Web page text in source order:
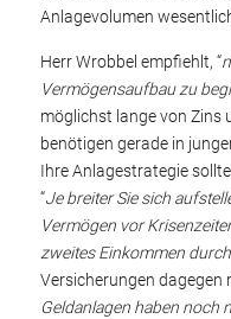
Anlagevolumen
Herr Wrobbel empfiehlt, “
Vermögensaufbau zu
möglichst lange von Zins
benötigen gerade in
Ihre Anlagestrategie
“Je breiter Sie sich
Vermögen vor
zweites Einkommen
Versicherungen dagegen
Geldanlagen haben noch